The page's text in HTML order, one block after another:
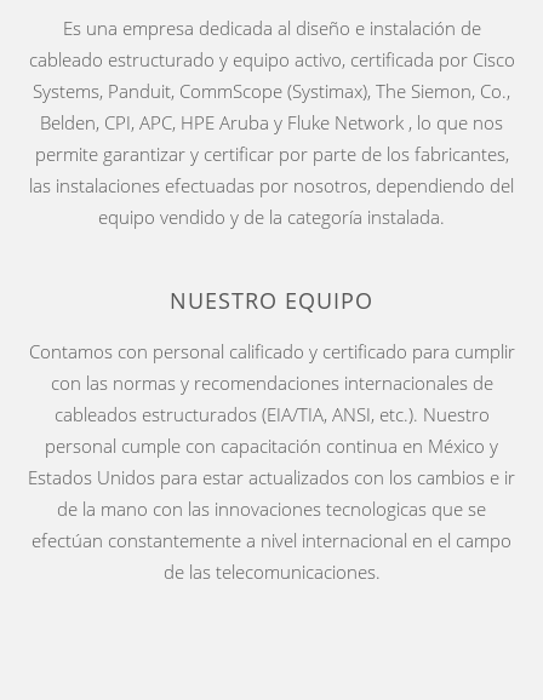
Es una empresa dedicada al diseño e instalación de
cableado estructurado y equipo activo, certificada por Cisco
Systems, Panduit, CommScope (Systimax), The Siemon, Co.,
Belden, CPI, APC, HPE Aruba y Fluke Network , lo que nos
permite garantizar y certificar por parte de los fabricantes,
las instalaciones efectuadas por nosotros, dependiendo del
equipo vendido y de la categoría instalada.
NUESTRO EQUIPO
Contamos con personal calificado y certificado para cumplir
con las normas y recomendaciones internacionales de
cableados estructurados (EIA/TIA, ANSI, etc.). Nuestro
personal cumple con capacitación continua en México y
Estados Unidos para estar actualizados con los cambios e ir
de la mano con las innovaciones tecnologicas que se
efectúan constantemente a nivel internacional en el campo
de las telecomunicaciones.